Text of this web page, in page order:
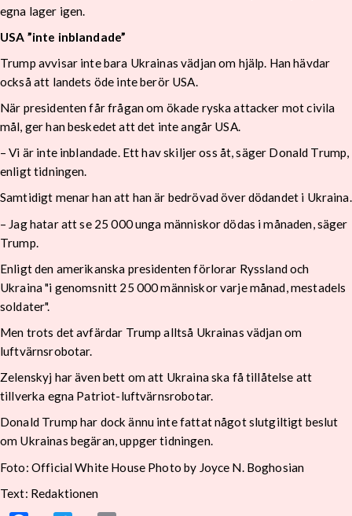
egna lager igen.
USA ”inte inblandade”
Trump avvisar inte bara Ukrainas vädjan om hjälp. Han hävdar
också att landets öde inte berör USA.
När presidenten får frågan om ökade ryska attacker mot civila
mål, ger han beskedet att det inte angår USA.
– Vi är inte inblandade. Ett hav skiljer oss åt, säger Donald Trump,
enligt tidningen.
Samtidigt menar han att han är bedrövad över dödandet i Ukraina.
– Jag hatar att se 25 000 unga människor dödas i månaden, säger
Trump.
Enligt den amerikanska presidenten förlorar Ryssland och
Ukraina "i genomsnitt 25 000 människor varje månad, mestadels
soldater".
Men trots det avfärdar Trump alltså Ukrainas vädjan om
luftvärnsrobotar.
Zelenskyj har även bett om att Ukraina ska få tillåtelse att
tillverka egna Patriot-luftvärnsrobotar.
Donald Trump har dock ännu inte fattat något slutgiltigt beslut
om Ukrainas begäran, uppger tidningen.
Foto: Official White House Photo by Joyce N. Boghosian
Text: Redaktionen